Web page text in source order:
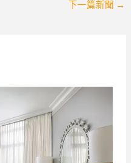
下一篇新聞 →